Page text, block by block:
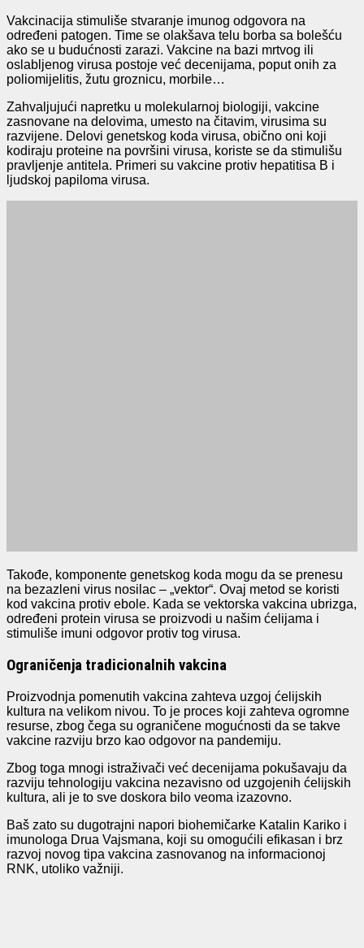
Vakcinacija stimuliše stvaranje imunog odgovora na
određeni patogen. Time se olakšava telu borba sa bolešću
ako se u budućnosti zarazi. Vakcine na bazi mrtvog ili
oslabljenog virusa postoje već decenijama, poput onih za
poliomijelitis, žutu groznicu, morbile…
Zahvaljujući napretku u molekularnoj biologiji, vakcine
zasnovane na delovima, umesto na čitavim, virusima su
razvijene. Delovi genetskog koda virusa, obično oni koji
kodiraju proteine na površini virusa, koriste se da stimulišu
pravljenje antitela. Primeri su vakcine protiv hepatitisa B i
ljudskoj papiloma virusa.
Takođe, komponente genetskog koda mogu da se prenesu
na bezazleni virus nosilac – „vektor“. Ovaj metod se koristi
kod vakcina protiv ebole. Kada se vektorska vakcina ubrizga,
određeni protein virusa se proizvodi u našim ćelijama i
stimuliše imuni odgovor protiv tog virusa.
Ograničenja tradicionalnih vakcina
Proizvodnja pomenutih vakcina zahteva uzgoj ćelijskih
kultura na velikom nivou. To je proces koji zahteva ogromne
resurse, zbog čega su ograničene mogućnosti da se takve
vakcine razviju brzo kao odgovor na pandemiju.
Zbog toga mnogi istraživači već decenijama pokušavaju da
razviju tehnologiju vakcina nezavisno od uzgojenih ćelijskih
kultura, ali je to sve doskora bilo veoma izazovno.
Baš zato su dugotrajni napori biohemičarke Katalin Kariko i
imunologa Drua Vajsmana, koji su omogućili efikasan i brz
razvoj novog tipa vakcina zasnovanog na informacionoj
RNK, utoliko važniji.